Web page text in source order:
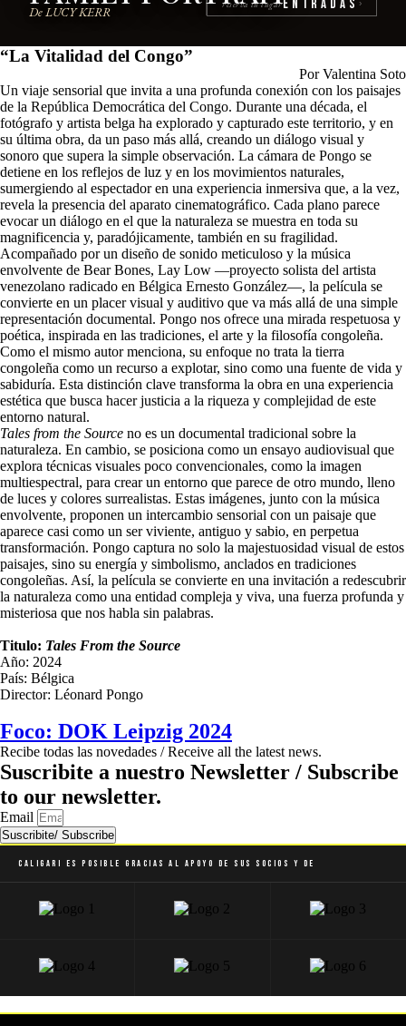
De LUCY KERR
reserva tu lugarEntradas ›
“La Vitalidad del Congo”
Por Valentina Soto
Un viaje sensorial que invita a una profunda conexión con los paisajes
de la República Democrática del Congo. Durante una década, el
fotógrafo y artista belga ha explorado y capturado este territorio, y en
su última obra, da un paso más allá, creando un diálogo visual y
sonoro que supera la simple observación. La cámara de Pongo se
detiene en los reflejos de luz y en los movimientos naturales,
sumergiendo al espectador en una experiencia inmersiva que, a la vez,
revela la presencia del aparato cinematográfico. Cada plano parece
evocar un diálogo en el que la naturaleza se muestra en toda su
magnificencia y, paradójicamente, también en su fragilidad.
Acompañado por un diseño de sonido meticuloso y la música
envolvente de Bear Bones, Lay Low —proyecto solista del artista
venezolano radicado en Bélgica Ernesto González—, la película se
convierte en un placer visual y auditivo que va más allá de una simple
representación documental. Pongo nos ofrece una mirada respetuosa y
poética, inspirada en las tradiciones, el arte y la filosofía congoleña.
Como el mismo autor menciona, su enfoque no trata la tierra
congoleña como un recurso a explotar, sino como una fuente de vida y
sabiduría. Esta distinción clave transforma la obra en una experiencia
estética que busca hacer justicia a la riqueza y complejidad de este
entorno natural.
Tales from the Source no es un documental tradicional sobre la
naturaleza. En cambio, se posiciona como un ensayo audiovisual que
explora técnicas visuales poco convencionales, como la imagen
multiespectral, para crear un entorno que parece de otro mundo, lleno
de luces y colores surrealistas. Estas imágenes, junto con la música
envolvente, proponen un intercambio sensorial con un paisaje que
aparece casi como un ser viviente, antiguo y sabio, en perpetua
transformación. Pongo captura no solo la majestuosidad visual de estos
paisajes, sino su energía y simbolismo, anclados en tradiciones
congoleñas. Así, la película se convierte en una invitación a redescubrir
la naturaleza como una entidad compleja y viva, una fuerza profunda y
misteriosa que nos habla sin palabras.
Titulo: Tales From the Source
Año: 2024
País: Bélgica
Director: Léonard Pongo
Foco: DOK Leipzig 2024
Recibe todas las novedades / Receive all the latest news.
Suscribite a nuestro Newsletter / Subscribe
to our newsletter.
Email
Suscribite/ Subscribe
Caligari es posible gracias al apoyo de sus socios y de